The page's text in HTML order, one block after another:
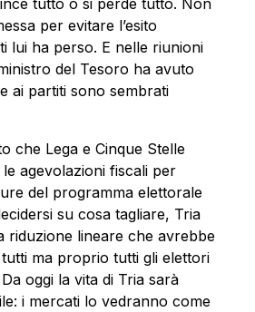
per evitare l’esito
lui ha perso. E nelle riunioni
del Tesoro ha avuto
ai partiti sono sembrati
che Lega e Cinque Stelle
agevolazioni fiscali per
del programma elettorale
su cosa tagliare, Tria
riduzione lineare che avrebbe
ma proprio tutti gli elettori
oggi la vita di Tria sarà
i mercati lo vedranno come